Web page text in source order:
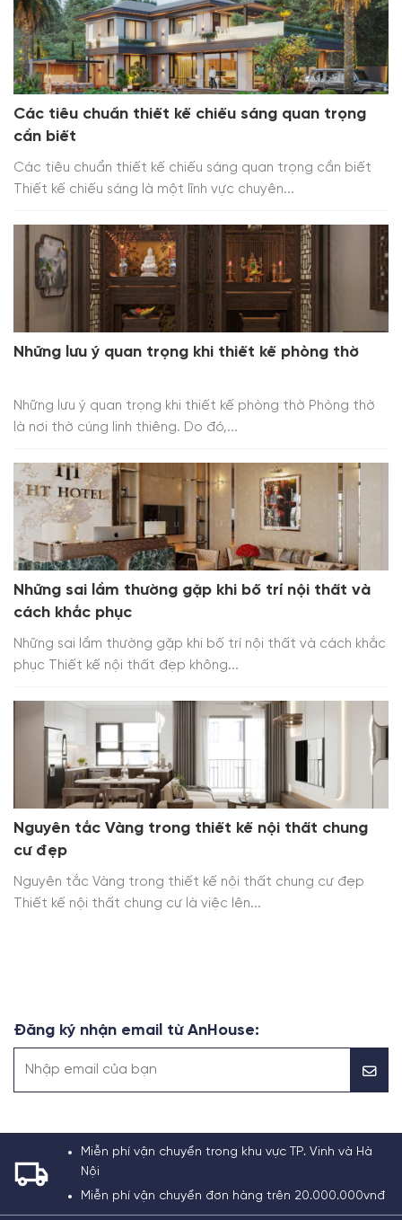
Các tiêu chuẩn thiết kế chiếu sáng quan trọng
cần biết
Các tiêu chuẩn thiết kế chiếu sáng quan trọng cần biết
Thiết kế chiếu sáng là một lĩnh vực chuyên...
Những lưu ý quan trọng khi thiết kế phòng thờ
Những lưu ý quan trọng khi thiết kế phòng thờ Phòng thờ
là nơi thờ cúng linh thiêng. Do đó,...
Những sai lầm thường gặp khi bố trí nội thất và
cách khắc phục
Những sai lầm thường gặp khi bố trí nội thất và cách khắc
phục Thiết kế nội thất đẹp không...
Nguyên tắc Vàng trong thiết kế nội thất chung
cư đẹp
Nguyên tắc Vàng trong thiết kế nội thất chung cư đẹp
Thiết kế nội thất chung cư là việc lên...
Đăng ký nhận email từ AnHouse:
Miễn phí vận chuyển trong khu vực TP. Vinh và Hà
Nội
Miễn phí vận chuyển đơn hàng trên 20.000.000vnđ